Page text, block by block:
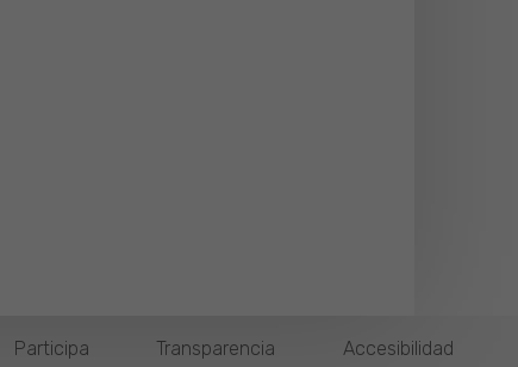
Participa Transparencia Accesibilidad